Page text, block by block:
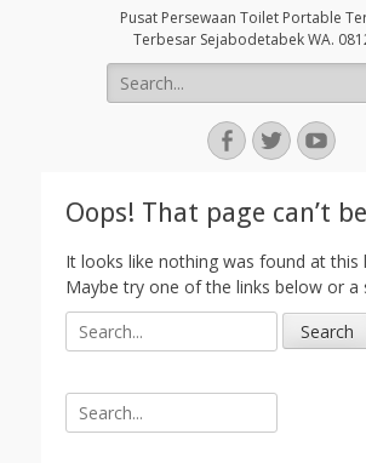
Pusat Persewaan Toilet Portable
Terbesar Sejabodetabek WA.
Search
for:
Facebook
Twitter
Oops! That page can’t
It looks like nothing was found at this
Maybe try one of the links below or a
e
r
c
Search
for: